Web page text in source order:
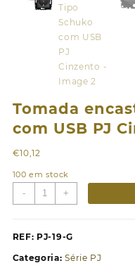
Tomada
com USB PJ
€10,12
100 em stock
-
Quantidade
de
encastrável
Schuko
+
REF: PJ-19-G
Categoria:Série PJ